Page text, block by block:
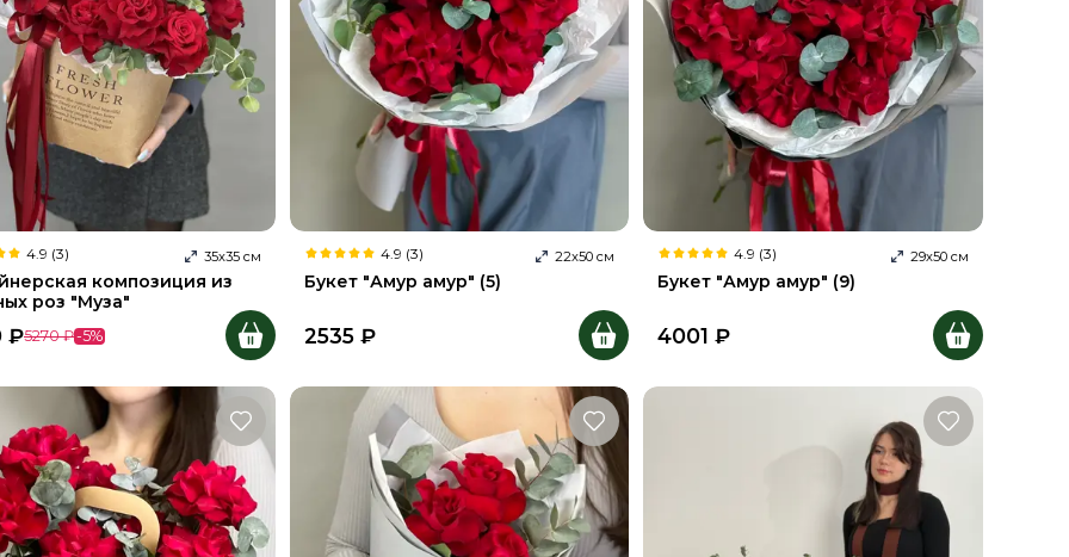
4.9 (3) 35х35см
композиция из
роз "Муза"
₽5270 ₽-5%
4.9 (3) 22х50 см
Букет "Амур амур" (5)
2535 ₽
4.9 (3) 29х50см
Букет "Амур амур" (9)
4001 ₽